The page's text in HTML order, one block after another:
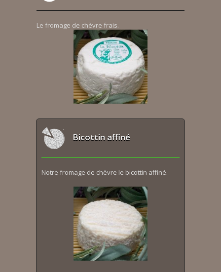
Le fromage de chèvre frais.
Bicottin affiné
Notre fromage de chèvre le bicottin affiné.